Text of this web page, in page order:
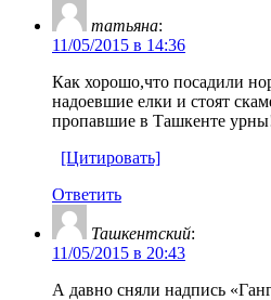
татьяна:
11/05/2015 в 14:36
Как хорошо,что посадили
надоевшие елки и стоят
пропавшие в Ташкенте
[Цитировать]
Ответить
Ташкентский:
11/05/2015 в 20:43
А давно сняли надпись